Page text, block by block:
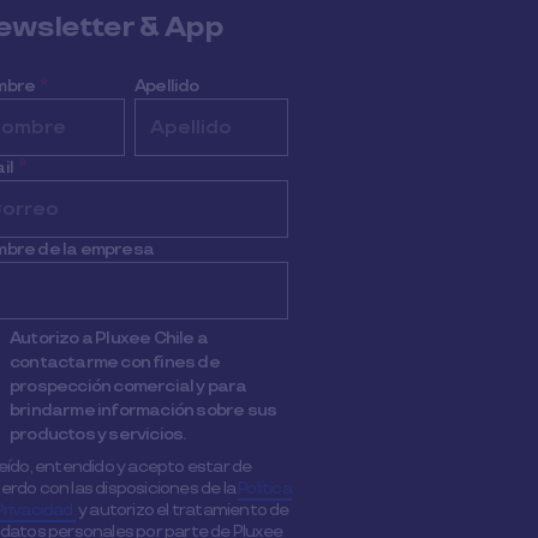
& App
* Apellido
*
de la empresa
Autorizo a Pluxee Chile a
contactarme con fines de
prospección comercial y para
brindarme información sobre sus
productos y servicios.
entendido y acepto estar de
con las disposiciones de laPolítica
y autorizo el tratamiento de
personales por parte de Pluxee